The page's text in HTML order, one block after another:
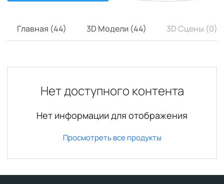
Главная (44) 3D Модели (44) 3D Сцены (0)
Нет доступного контента
Нет информации для отображения
Просмотреть все продукты